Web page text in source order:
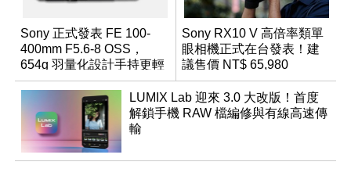
Sony 正式發表 FE 100-
400mm F5.6-8 OSS，
654g 羽量化設計手持更輕
鬆
Sony RX10 V 高倍率類單
眼相機正式在台發表！建
議售價 NT$ 65,980
LUMIX Lab 迎來 3.0 大改版！首度
解鎖手機 RAW 檔編修與有線高速傳
輸